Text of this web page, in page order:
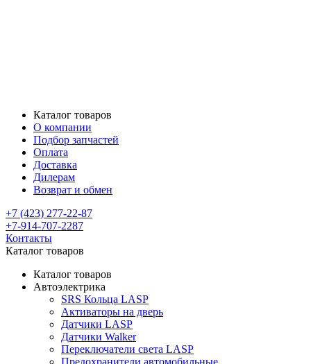
Каталог товаров
О компании
Подбор запчастей
Оплата
Доставка
Дилерам
Возврат и обмен
+7 (423) 277-22-87
+7-914-707-2287
Контакты
Каталог товаров
Каталог товаров
Автоэлектрика
SRS Кольца LASP
Активаторы на дверь
Датчики LASP
Датчики Walker
Переключатели света LASP
Предохранители автомобильные